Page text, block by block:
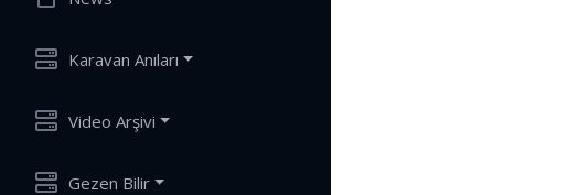
Karavan Anıları
Video Arşivi
Gezen Bilir